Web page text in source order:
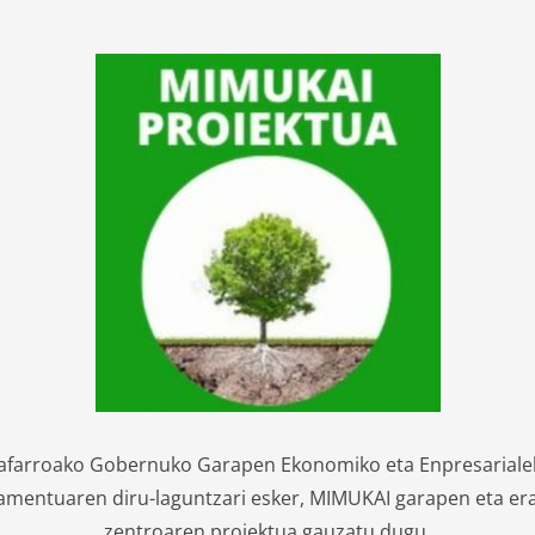
Gobernuko Garapen Ekonomiko eta
diru-laguntzari esker, MIMUKAI garapen eta